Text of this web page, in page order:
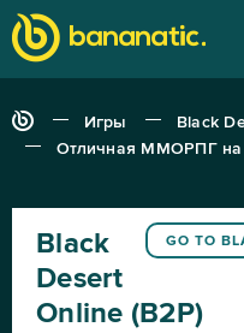
Игры
Black
Отличная ММОРПГ на
GO TO
Black
Desert
Online (B2P)